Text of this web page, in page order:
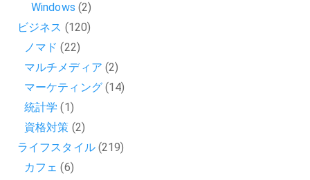
Windows (2)
ビジネス (120)
ノマド (22)
マルチメディア (2)
マーケティング(14)
統計学 (1)
資格対策 (2)
ライフスタイル(219)
カフェ (6)